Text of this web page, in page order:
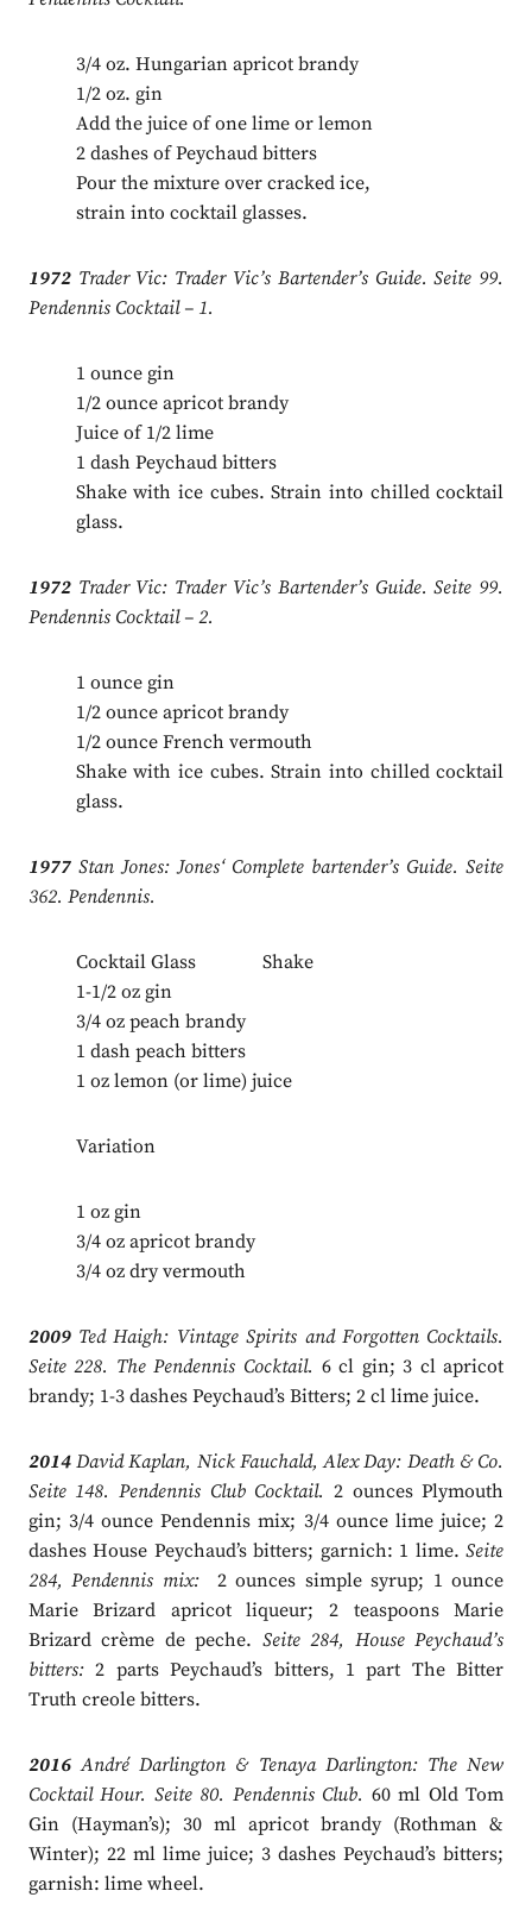
3/4 oz. Hungarian apricot brandy
1/2 oz. gin
Add the juice of one lime or lemon
2 dashes of Peychaud bitters
Pour the mixture over cracked ice,
strain into cocktail glasses.
1972Trader Vic: Trader Vic’s Bartender’s Guide. Seite 99.
Pendennis Cocktail – 1.
1 ounce gin
1/2 ounce apricot brandy
Juice of 1/2 lime
1 dash Peychaud bitters
Shake with ice cubes. Strain into chilled cocktail
glass.
1972Trader Vic: Trader Vic’s Bartender’s Guide. Seite 99.
Pendennis Cocktail – 2.
1 ounce gin
1/2 ounce apricot brandy
1/2 ounce French vermouth
Shake with ice cubes. Strain into chilled cocktail
glass.
1977Stan Jones: Jones‘ Complete bartender’s Guide. Seite
362. Pendennis.
Cocktail Glass Shake
1-1/2 oz gin
3/4 oz peach brandy
1 dash peach bitters
1 oz lemon (or lime) juice
Variation
1 oz gin
3/4 oz apricot brandy
3/4 oz dry vermouth
2009Ted Haigh: Vintage Spirits and Forgotten Cocktails.
Seite 228. The Pendennis Cocktail. 6 cl gin; 3 cl apricot
brandy; 1-3 dashes Peychaud’s Bitters; 2 cl lime juice.
2014David Kaplan, Nick Fauchald, Alex Day: Death & Co.
Seite 148. Pendennis Club Cocktail. 2 ounces Plymouth
gin; 3/4 ounce Pendennis mix; 3/4 ounce lime juice; 2
dashes House Peychaud’s bitters; garnich: 1 lime.Seite
284, Pendennis mix:2 ounces simple syrup; 1 ounce
Marie Brizard apricot liqueur; 2 teaspoons Marie
Brizard crème de peche. Seite 284, House Peychaud’s
bitters:2 parts Peychaud’s bitters, 1 part The Bitter
Truth creole bitters.
2016André Darlington & Tenaya Darlington: The New
Cocktail Hour. Seite 80. Pendennis Club. 60 ml Old Tom
Gin (Hayman’s); 30 ml apricot brandy (Rothman &
Winter); 22 ml lime juice; 3 dashes Peychaud’s bitters;
garnish: lime wheel.